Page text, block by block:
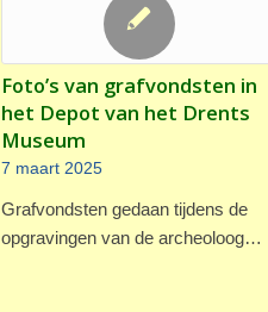
Foto’s van grafvondsten in
het Depot van het Drents
Museum
7 maart 2025
Grafvondsten gedaan tijdens de
opgravingen van de archeoloog…